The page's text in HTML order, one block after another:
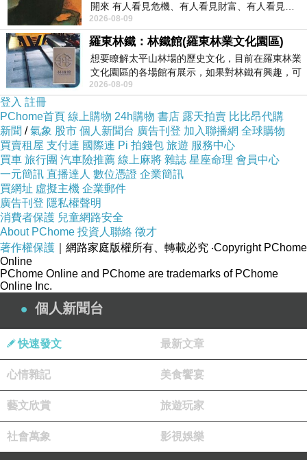
★商品材質手感描述：
★商品尺寸：平放量單面尺寸 (單位：公
《M》
上衣
肩寬：37CM?胸圍：44CM?衣長：54CM?下擺圍：
褲子
★適穿身型建議： 此款商品合身適合S~L
MODEL：體型正常，體重49公斤三圍32D、24、34 ，身高168cm
您好，購買商品前有任何問題都可加入我們線上
【rw050468@yahoo.com.tw】
每款商品D.J SEXY都很用心的挑選，希望給予甜心
建議訂購前應先觀看下方尺寸表內容
或是有任何問題都可與客服聯繫詢問
開來 有人看見危機、有人看見財富、有人看見…
從中可以發掘出不同的
2026-08-09
羅東林鐵：林鐵館(羅東林業文化園區)
想要瞭解太平山林場的歷史文化，目前在羅東林業
文化園區的各場館有展示，如果對林鐵有興趣，可
以到林鐵館。 這裡展示從山下
2026-08-09
登入 註冊
PChome首頁 線上購物 24h購物 書店 露天拍賣 比比昂代購
新聞 /氣象 股市 個人新聞台 廣告刊登 加入聯播網 全球購物
買賣租屋 支付連 國際連 Pi 拍錢包 旅遊 服務中心
買車 旅行團 汽車險推薦 線上麻將 雜誌 星座命理 會員中心
一元簡訊 直播達人 數位憑證 企業簡訊
買網址 虛擬主機 企業郵件
廣告刊登 隱私權聲明
消費者保護 兒童網路安全
About PChome 投資人聯絡 徵才
著作權保護 ｜網路家庭版權所有、轉載必究 ‧Copyright PChome
Online
PChome Online and PChome are trademarks of PChome
Online Inc.
個人新聞台
快速發文 最新文章
心情雜記 美食饗宴
藝文欣賞 旅遊玩家
社會萬象 影視娛樂